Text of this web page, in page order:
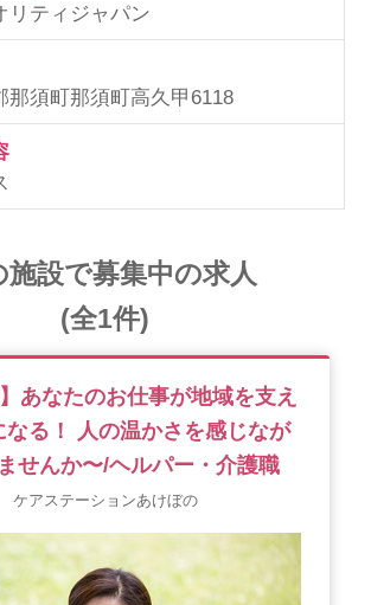
リティジャパン
那須町那須町高久甲6118
施設で募集中の求人
(全1件)
】あなたのお仕事が地域を支え
なる！ 人の温かさを感じなが
せんか〜/ヘルパー・介護職
ケアステーションあけぼの